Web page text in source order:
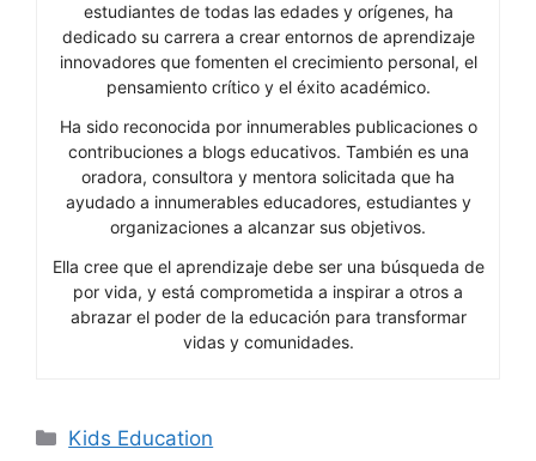
estudiantes de todas las edades y orígenes, ha
dedicado su carrera a crear entornos de aprendizaje
innovadores que fomenten el crecimiento personal, el
pensamiento crítico y el éxito académico.
Ha sido reconocida por innumerables publicaciones o
contribuciones a blogs educativos. También es una
oradora, consultora y mentora solicitada que ha
ayudado a innumerables educadores, estudiantes y
organizaciones a alcanzar sus objetivos.
Ella cree que el aprendizaje debe ser una búsqueda de
por vida, y está comprometida a inspirar a otros a
abrazar el poder de la educación para transformar
vidas y comunidades.
Categories
Kids Education